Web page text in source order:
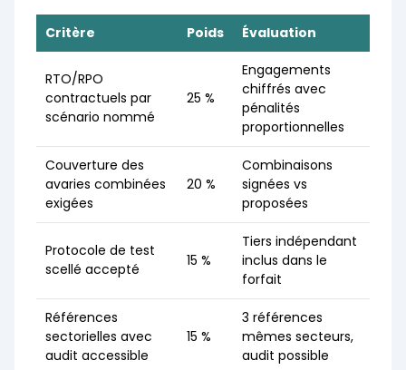
Critère Poids Évaluation
RTO/RPO
contractuels par
scénario nommé
25 %
Engagements
chiffrés avec
pénalités
proportionnelles
Couverture des
avaries combinées
exigées
20 %
Combinaisons
signées vs
proposées
Protocole de test
scellé accepté
15 %
Tiers indépendant
inclus dans le
forfait
Références
sectorielles avec
audit accessible
15 %
3 références
mêmes secteurs,
audit possible